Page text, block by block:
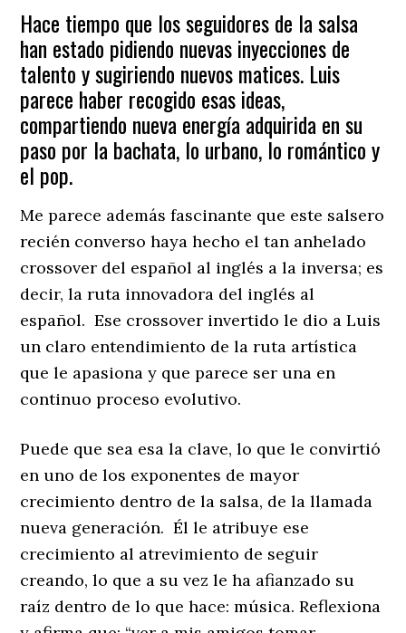
Hace tiempo que los seguidores de la salsa
han estado pidiendo nuevas inyecciones de
talento y sugiriendo nuevos matices. Luis
parece haber recogido esas ideas,
compartiendo nueva energía adquirida en su
paso por la bachata, lo urbano, lo romántico y
el pop.
Me parece además fascinante que este salsero
recién converso haya hecho el tan anhelado
crossover del español al inglés a la inversa; es
decir, la ruta innovadora del inglés al
español. Ese crossover invertido le dio a Luis
un claro entendimiento de la ruta artística
que le apasiona y que parece ser una en
continuo proceso evolutivo.
Puede que sea esa la clave, lo que le convirtió
en uno de los exponentes de mayor
crecimiento dentro de la salsa, de la llamada
nueva generación. Él le atribuye ese
crecimiento al atrevimiento de seguir
creando, lo que a su vez le ha afianzado su
raíz dentro de lo que hace: música. Reflexiona